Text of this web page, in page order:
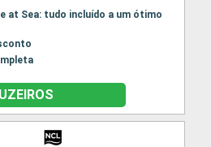
at Sea: tudo incluído a um ótimo